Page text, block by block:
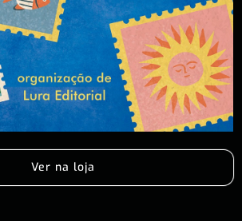
Ver na loja